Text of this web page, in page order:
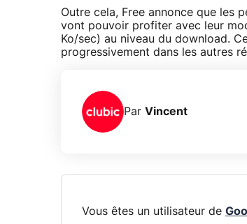
Outre cela, Free annonce que les
vont pouvoir profiter avec leur
Ko/sec) au niveau du download.
progressivement dans les autres
Par Vincent
Vous êtes un utilisateur de